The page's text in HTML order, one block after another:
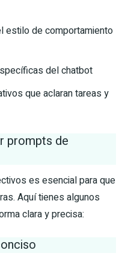
estilo de comportamiento
del chatbot
que aclaran tareas y
prompts de
es esencial para que
Aquí tienes algunos
clara y precisa: